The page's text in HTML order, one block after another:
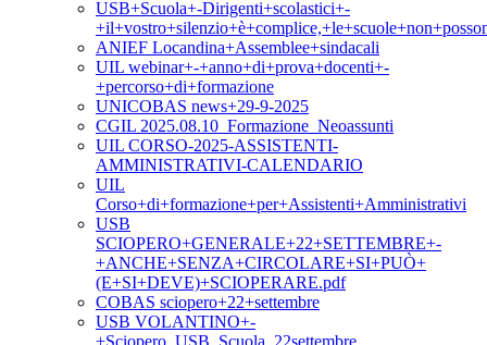
USB+Scuola+-Dirigenti+scolastici+-
ANIEF Locandina+Assemblee+sindacali
UIL webinar+-+anno+di+prova+docenti+-
+percorso+di+formazione
UNICOBAS news+29-9-2025
CGIL 2025.08.10_Formazione_Neoassunti
UIL CORSO-2025-ASSISTENTI-
AMMINISTRATIVI-CALENDARIO
UIL
Corso+di+formazione+per+Assistenti+Amministrativi
USB
SCIOPERO+GENERALE+22+SETTEMBRE+-
+ANCHE+SENZA+CIRCOLARE+SI+PUÒ+
(E+SI+DEVE)+SCIOPERARE.pdf
COBAS sciopero+22+settembre
USB VOLANTINO+-